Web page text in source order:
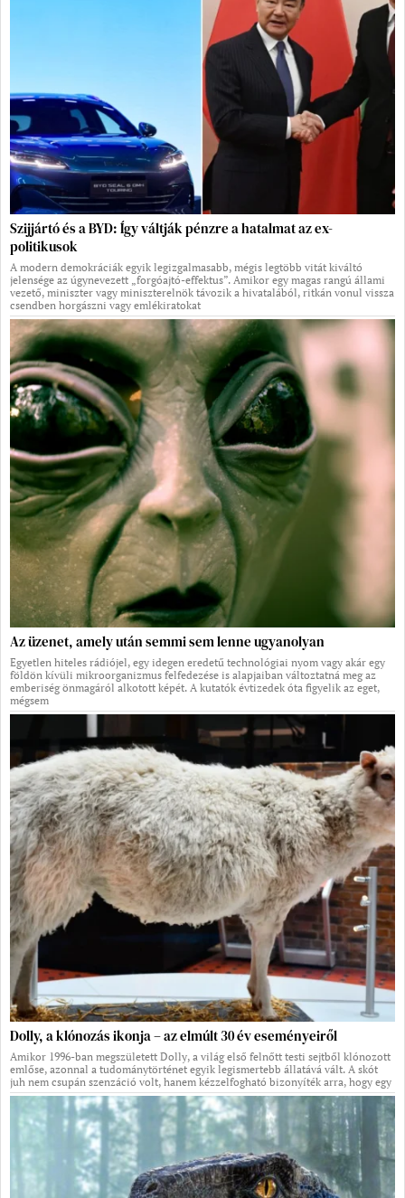
Szijjártó és a BYD: Így váltják pénzre a hatalmat az ex-
politikusok
A modern demokráciák egyik legizgalmasabb, mégis legtöbb vitát kiváltó
jelensége az úgynevezett „forgóajtó-effektus”. Amikor egy magas rangú állami
vezető, miniszter vagy miniszterelnök távozik a hivatalából, ritkán vonul vissza
csendben horgászni vagy emlékiratokat
Az üzenet, amely után semmi sem lenne ugyanolyan
Egyetlen hiteles rádiójel, egy idegen eredetű technológiai nyom vagy akár egy
földön kívüli mikroorganizmus felfedezése is alapjaiban változtatná meg az
emberiség önmagáról alkotott képét. A kutatók évtizedek óta figyelik az eget,
mégsem
Dolly, a klónozás ikonja – az elmúlt 30 év eseményeiről
Amikor 1996-ban megszületett Dolly, a világ első felnőtt testi sejtből klónozott
emlőse, azonnal a tudománytörténet egyik legismertebb állatává vált. A skót
juh nem csupán szenzáció volt, hanem kézzelfogható bizonyíték arra, hogy egy